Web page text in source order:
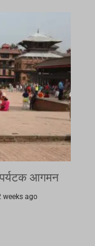
पर्यटक आगमन
weeks ago